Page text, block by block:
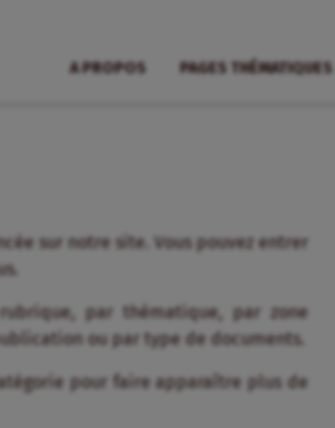
A PROPOS PAGES THÉMATIQUES
sur notre site. Vous pouvez entrer
par thématique, par zone
ou par type de documents.
pour faire apparaître plus de